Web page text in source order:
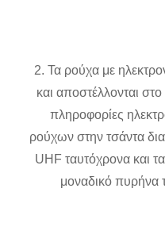
2. Τα ρούχα με
και αποστέλλονται
πληροφορίες
ρούχων στην τσάντα
UHF ταυτόχρονα και
μοναδικό πυρήνα